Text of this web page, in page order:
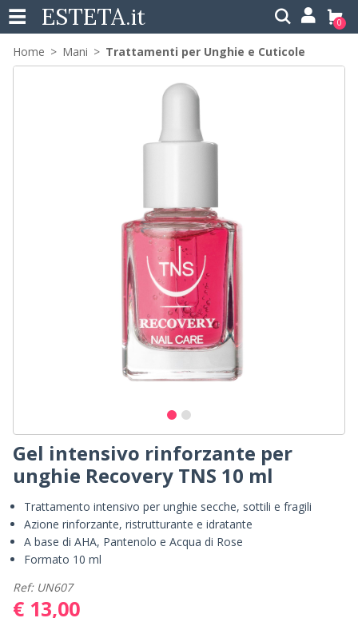
ESTETA.it 0
Home Mani Trattamenti per Unghie e Cuticole
Gel intensivo rinforzante per
unghie Recovery TNS 10 ml
Trattamento intensivo per unghie secche, sottili e fragili
Azione rinforzante, ristrutturante e idratante
A base di AHA, Pantenolo e Acqua di Rose
Formato 10 ml
Ref: UN607
€ 13,00